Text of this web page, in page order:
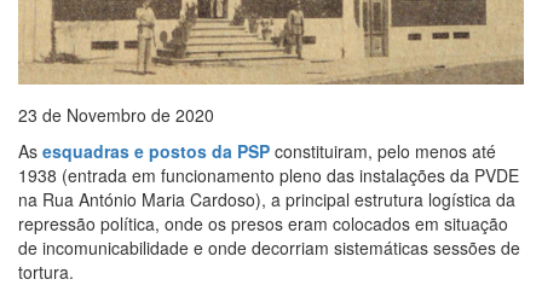
23 de Novembro de 2020
As esquadras e postos da PSP constituiram, pelo menos até
1938 (entrada em funcionamento pleno das instalações da PVDE
na Rua António Maria Cardoso), a principal estrutura logística da
repressão política, onde os presos eram colocados em situação
de incomunicabilidade e onde decorriam sistemáticas sessões de
tortura.